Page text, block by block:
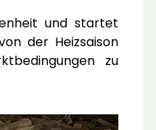
und startet
der Heizsaison
zu